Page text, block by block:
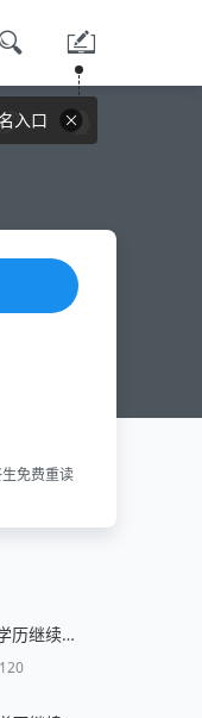
入口
免费重读
湖北经济学院高等学历继续教育招生简章
120